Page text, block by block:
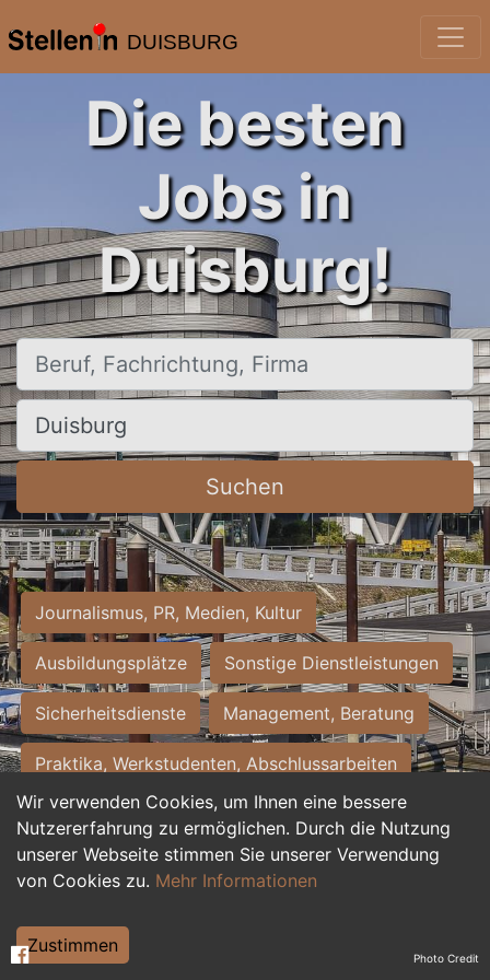
DUISBURG
Wir verwenden Cookies, um Ihnen eine bessere
Nutzererfahrung zu ermöglichen. Durch die Nutzung
unserer Webseite stimmen Sie unserer Verwendung
von Cookies zu. Mehr Informationen
Zustimmen
Die besten
Jobs in
Duisburg!
Beruf, Fachrichtung, Firma
Ort, Stadt
Suchen
Journalismus, PR, Medien, Kultur
Ausbildungsplätze Sonstige Dienstleistungen
Sicherheitsdienste Management, Beratung
Praktika, Werkstudenten, Abschlussarbeiten
Personalwesen Assistenz, Sekretariat
Hilfskräfte, Aushilfs- und Nebenjobs
Weiterbildung, Studium, duale Ausbildung Photo Credit